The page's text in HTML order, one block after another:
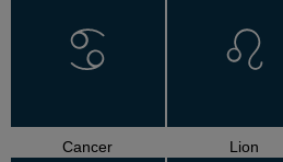
Cancer Lion